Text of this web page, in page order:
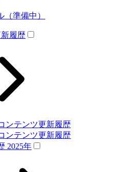
（準備中）
履歴
ンテンツ更新履歴
ンテンツ更新履歴
2025年